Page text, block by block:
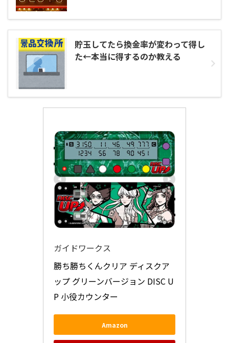
貯玉してたら換金率が変わって得し
た←本当に得するのか教える
ガイドワークス
勝ち勝ちくんクリア ディスクア
ップ グリーンバージョン DISC U
P 小役カウンター
Amazon